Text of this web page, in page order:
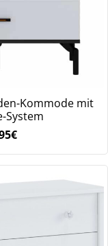
Kommode mit
System
€